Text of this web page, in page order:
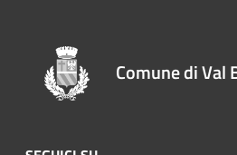
Comune di Val